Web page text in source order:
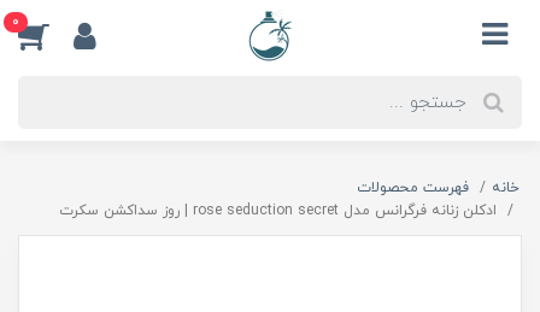
0
خانه
فهرست محصولات
ادكلن زنانه فرگرانس مدل rose seduction secret | روز سداكشن سكرت